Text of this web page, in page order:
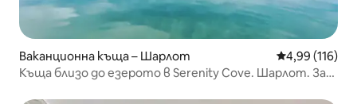
Ваканционна къща – Шарлот Средна
4,99 (116)
Къща близо до езерото в Serenity Cove. Шарлот. За